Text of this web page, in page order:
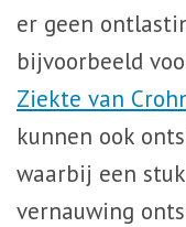
er geen
bijvoorbeeld
Ziekte van
kunnen ook
waarbij een
vernauwing